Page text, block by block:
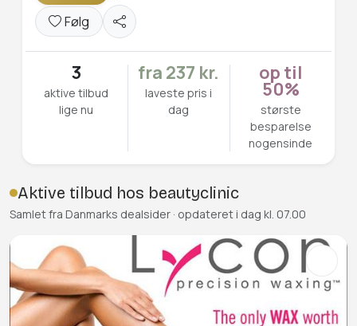
Følg
3
aktive tilbud
lige nu
fra 237 kr.
laveste pris i
dag
op til
50%
største
besparelse
nogensinde
Aktive tilbud hos beautyclinic
Samlet fra Danmarks dealsider · opdateret i dag kl. 07.00